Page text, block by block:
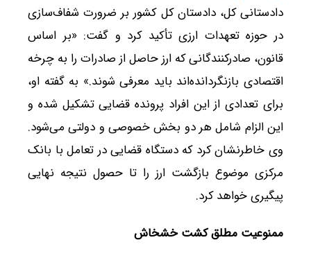
دادستانی کل، دادستان کل کشور بر ضرورت شفاف‌سازی
در حوزه تعهدات ارزی تأکید کرد و گفت: «بر اساس
قانون، صادرکنندگانی که ارز حاصل از صادرات را به چرخه
اقتصادی بازنگردانده‌اند باید معرفی شوند.» به گفته او،
برای تعدادی از این افراد پرونده قضایی تشکیل شده و
این الزام شامل هر دو بخش خصوصی و دولتی می‌شود.
وی خاطرنشان کرد که دستگاه قضایی در تعامل با بانک
مرکزی موضوع بازگشت ارز را تا حصول نتیجه نهایی
پیگیری خواهد کرد.
ممنوعیت مطلق کشت خشخاش